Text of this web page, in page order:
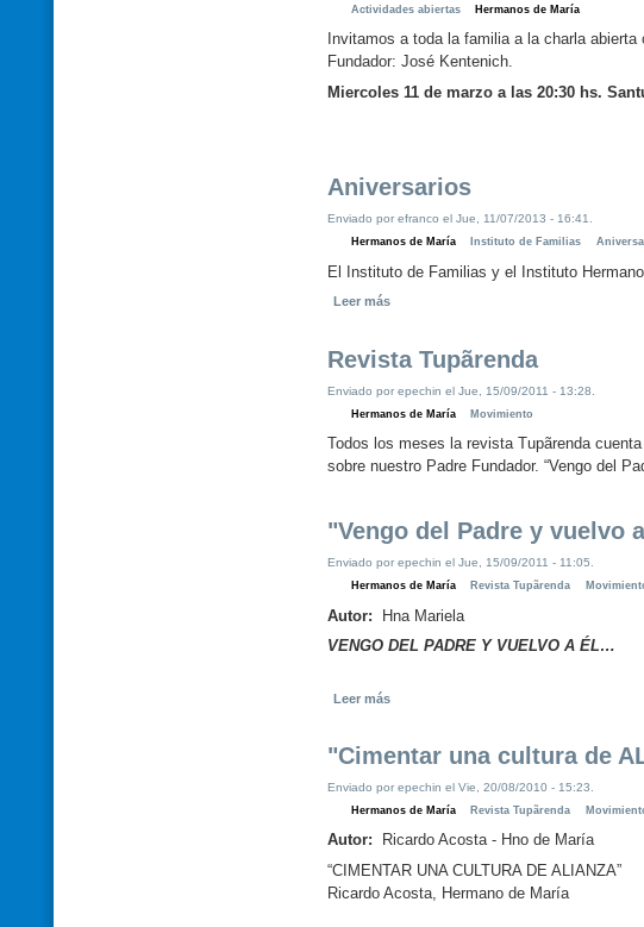
Actividades abiertas
Hermanos de María
Invitamos a toda la familia a la charla
Fundador: José Kentenich.
Miercoles 11 de marzo a las 20:30 hs.
Aniversarios
Enviado por efranco el Jue, 11/07/2013 - 16:41.
Hermanos de María
Instituto de Familias
El Instituto de Familias y el Instituto
Leer más
Revista Tupãrenda
Enviado por epechin el Jue, 15/09/2011 - 13:28.
Hermanos de María
Movimiento
Todos los meses la revista Tupãrenda
sobre nuestro Padre Fundador. “Vengo del
"Vengo del Padre y vuelvo
Enviado por epechin el Jue, 15/09/2011 - 11:05.
Hermanos de María
Revista Tupãrenda
Autor:
Hna Mariela
VENGO DEL PADRE Y VUELVO A ÉL…
Leer más
"Cimentar una cultura de
Enviado por epechin el Vie, 20/08/2010 - 15:23.
Hermanos de María
Revista Tupãrenda
Autor:
Ricardo Acosta - Hno de María
“CIMENTAR UNA CULTURA DE ALIANZA”
Ricardo Acosta, Hermano de María